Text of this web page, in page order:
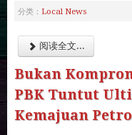
分类： Local News
阅读全文...
Bukan
PBK Tuntut
Kemajuan